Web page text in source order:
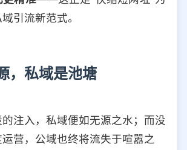
引流新范式。
，私域是池塘
注入，私域便如无源之水；而没
营，公域也终将流失于喧嚣之